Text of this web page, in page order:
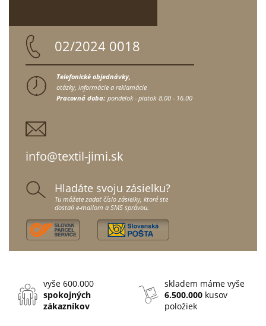
02/2024 0018
Telefonické objednávky,
otázky, informácie a reklamácie
Pracovná doba: pondelok - piatok 8.00 - 16.00
info@textil-jimi.sk
Hladáte svoju zásielku?
Tu môžete zadať číslo zásielky, ktoré ste
dostali e-mailom a SMS správou.
vyše 600.000
spokojných
zákazníkov
skladem máme vyše
6.500.000 kusov
položiek